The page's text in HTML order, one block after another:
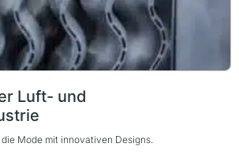
Luft- und
Mode mit innovativen Designs.